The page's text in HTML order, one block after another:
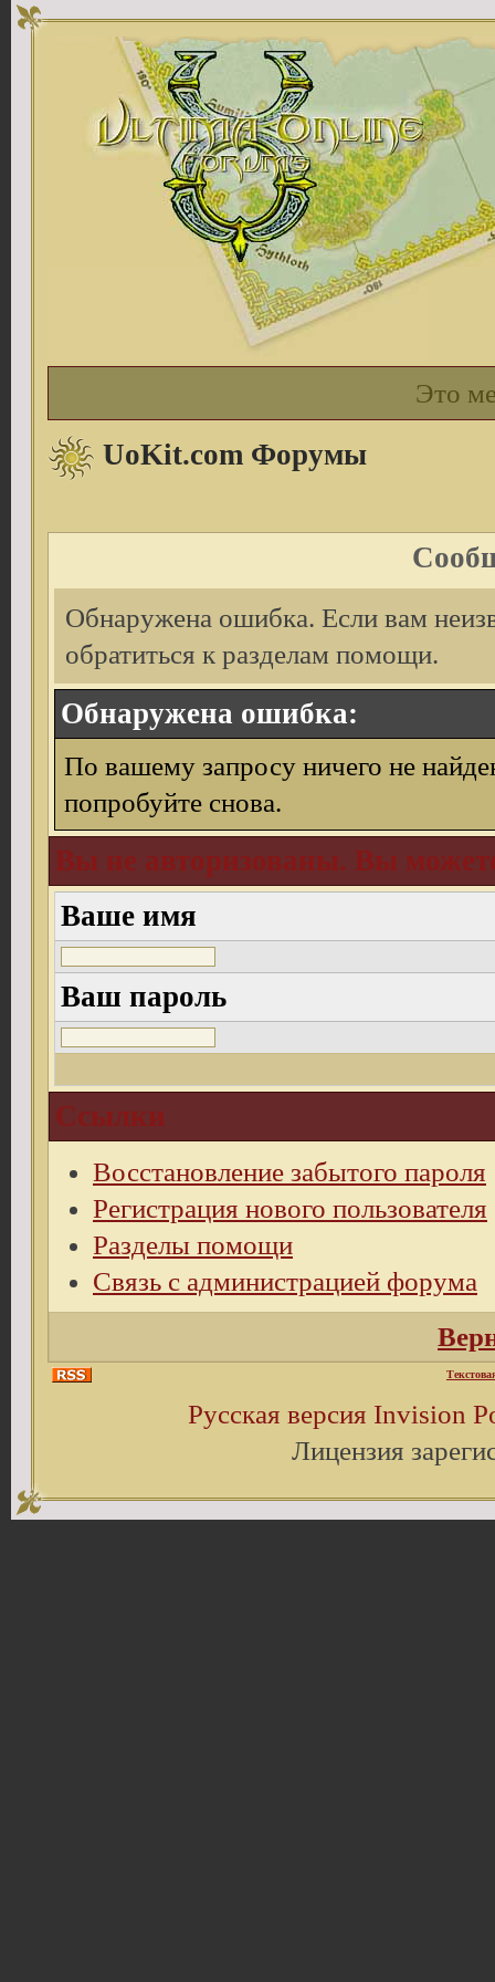
Это
UoKit.com Форумы
Обнаружена ошибка. Если вам
обратиться к разделам помощи.
Обнаружена ошибка:
По вашему запросу ничего не
попробуйте снова.
Вы не авторизованы. Вы
Ваше имя
Ваш пароль
Ссылки
Восстановление забытого пароля
Регистрация нового пользователя
Разделы помощи
Связь с администрацией форума
Русская версия Invision
Лицензия